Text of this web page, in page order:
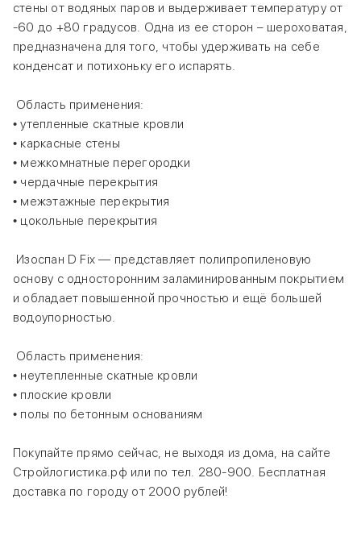
стены от водяных паров и выдерживает температуру от
-60 до +80 градусов. Одна из ее сторон – шероховатая,
предназначена для того, чтобы удерживать на себе
конденсат и потихоньку его испарять.
Область применения:
• утепленные скатные кровли
• каркасные стены
• межкомнатные перегородки
• чердачные перекрытия
• межэтажные перекрытия
• цокольные перекрытия
Изоспан D Fix — представляет полипропиленовую
основу с односторонним заламинированным покрытием
и обладает повышенной прочностью и ещё большей
водоупорностью.
Область применения:
• неутепленные скатные кровли
• плоские кровли
• полы по бетонным основаниям
Покупайте прямо сейчас, не выходя из дома, на сайте
Стройлогистика.рф или по тел. 280-900. Бесплатная
доставка по городу от 2000 рублей!